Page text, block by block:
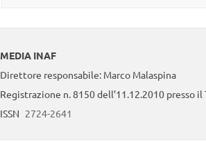
MEDIA INAF
Direttore responsabile: Marco Malaspina
Registrazione n. 8150 dell’11.12.2010 presso
ISSN 2724-2641